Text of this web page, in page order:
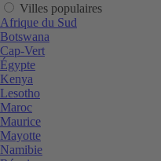
Villes populaires
Afrique du Sud
Botswana
Cap-Vert
Égypte
Kenya
Lesotho
Maroc
Maurice
Mayotte
Namibie